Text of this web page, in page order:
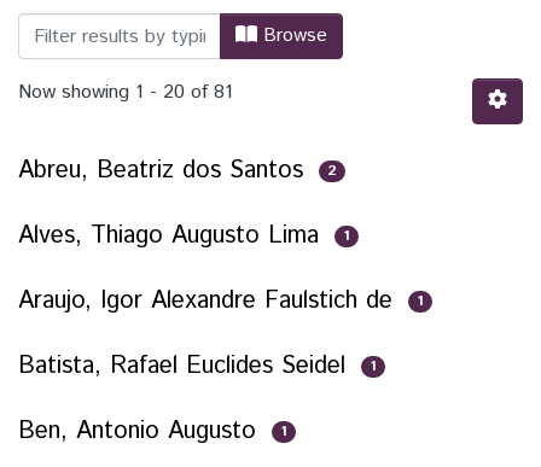
Browsing PPGRI - Programa de Pós-
Browse
Now showing 1 - 20 of 81
Abreu, Beatriz dos Santos 2
Alves, Thiago Augusto Lima 1
Araujo, Igor Alexandre Faulstich de 1
Batista, Rafael Euclides Seidel 1
Ben, Antonio Augusto 1